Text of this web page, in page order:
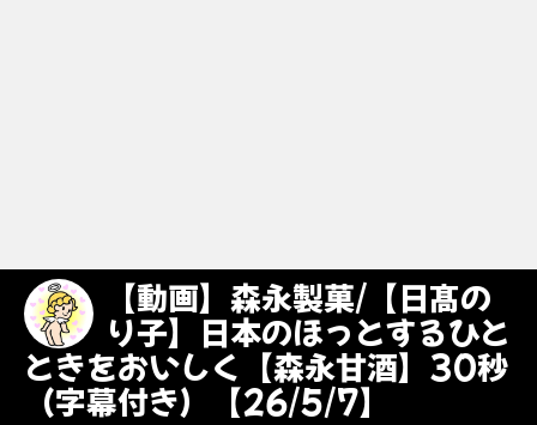
【動画】森永製菓/【日髙の
り子】日本のほっとするひと
ときをおいしく【森永甘酒】30秒
（字幕付き）【26/5/7】